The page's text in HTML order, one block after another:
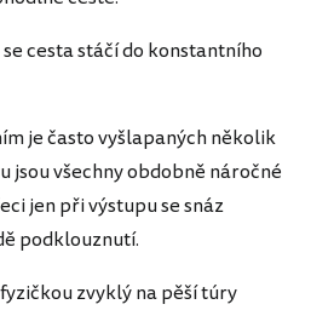
cesta stáčí do konstantního
je často vyšlapaných několik
jsou všechny obdobně náročné
jen při výstupu se snáz
podklouznutí.
zvyklý na pěší túry